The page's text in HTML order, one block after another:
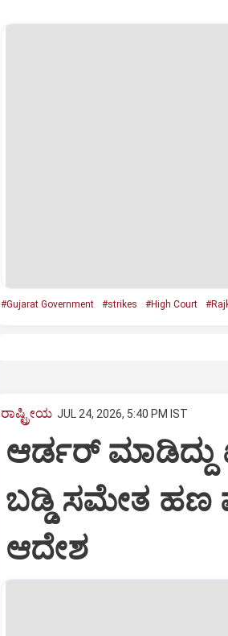
#Gujarat Government #strikes #High Court
ರಾಷ್ಟ್ರೀಯ JUL 24, 2026, 5:40 PM IST
ಆರ್ಡರ್ ಮಾಡಿದ್ದು
ಬಡ್ಡಿ ಸಮೇತ
ಆದೇಶ